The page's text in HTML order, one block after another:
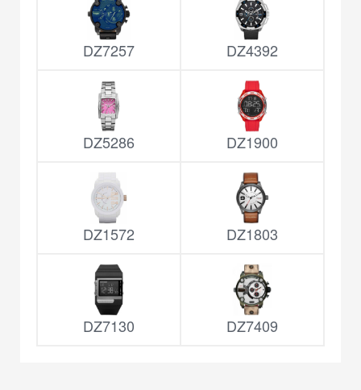
DZ7257 DZ4392
DZ5286 DZ1900
DZ1572 DZ1803
DZ7130 DZ7409